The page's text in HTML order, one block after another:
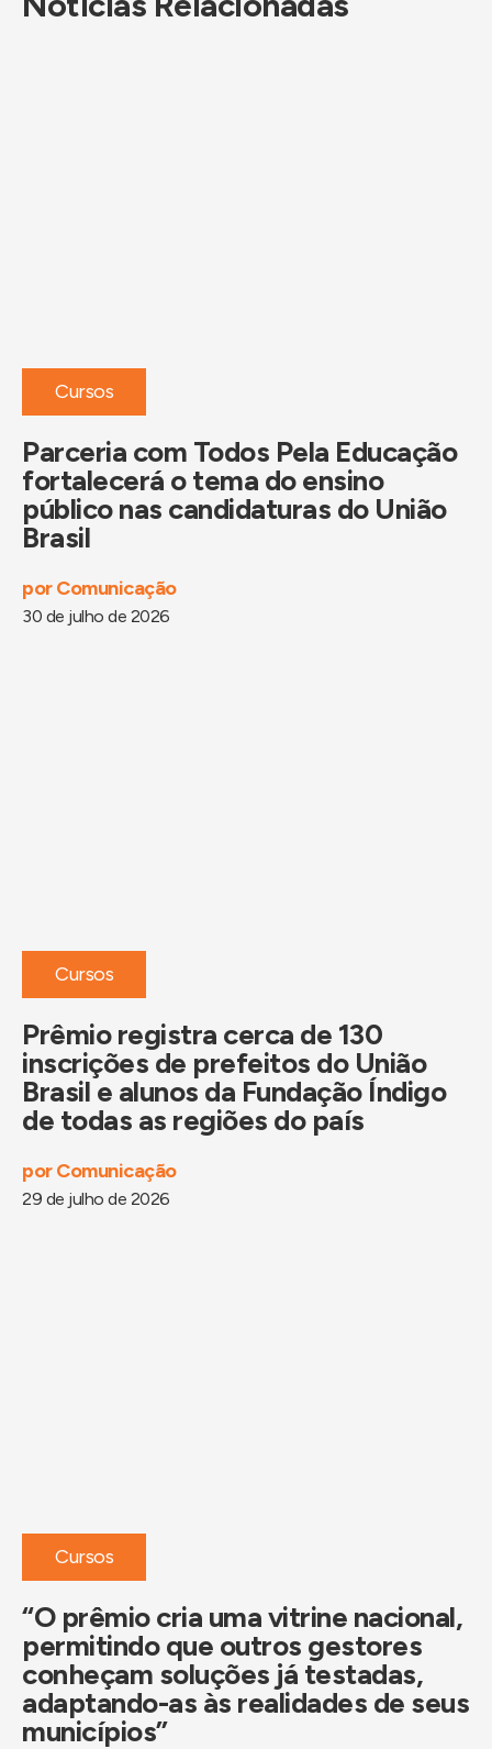
Cursos
Parceria com Todos Pela Educação
fortalecerá o tema do ensino
público nas candidaturas do União
Brasil
porComunicação
30 de julho de 2026
Cursos
Prêmio registra cerca de 130
inscrições de prefeitos do União
Brasil e alunos da Fundação Índigo
de todas as regiões do país
porComunicação
29 de julho de 2026
Cursos
“O prêmio cria uma vitrine nacional,
permitindo que outros gestores
conheçam soluções já testadas,
adaptando-as às realidades de seus
municípios”